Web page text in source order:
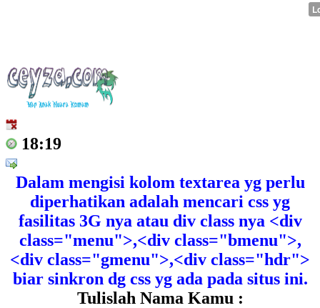
18:19
Dalam mengisi kolom textarea yg perlu
diperhatikan adalah mencari css yg
fasilitas 3G nya atau div class nya <div
class="menu">,<div class="bmenu">,
<div class="gmenu">,<div class="hdr">
biar sinkron dg css yg ada pada situs ini.
Tulislah Nama Kamu :